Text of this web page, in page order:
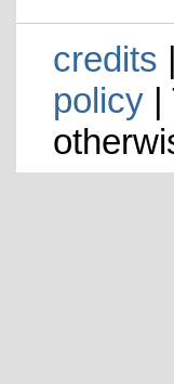
credits |
policy|